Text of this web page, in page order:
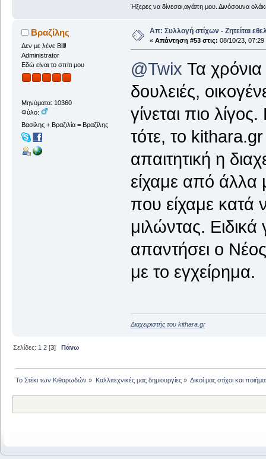
Ήξερες να δίνεσαι,αγάπη μου. Δινόσουνα
Βραζίλης
Δεν με λένε Bill!
Administrator
Εδώ είναι το σπίτι μου
Μηνύματα: 10360
Φύλο:
Βασίλης + Βραζιλία = Βραζίλης
Απ: Συλλογή στίχων - Ζητείται
« Απάντηση #53 στις: 08/10/23, 07:29
@Twix Τα
δουλειές,
γίνεται πιο
τότε, το
απαιτητική η
είχαμε από άλλα
που είχαμε κατά
μιλώντας.
απαντήσει ο
με το εγχείρημα.
Διαχειριστής του kithara.gr
Σελίδες: 1 2 [3] Πάνω
Το Στέκι των Κιθαρωδών » Καλλιτεχνικές μας δημιουργίες» Δικοί μας στίχοι και